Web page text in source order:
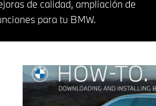
de calidad, ampliación de
para tu BMW.